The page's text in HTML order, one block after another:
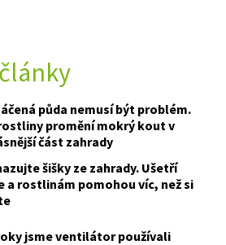
půda nemusí být problém.
promění mokrý kout v
část zahrady
šišky ze zahrady. Ušetří
a rostlinám pomohou víc, než si
jsme ventilátor používali